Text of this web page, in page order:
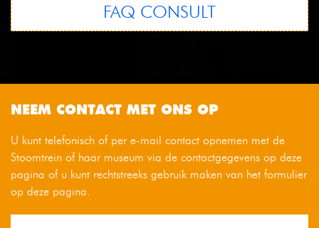
FAQ CONSULT
NEEM CONTACT MET ONS OP
U kunt telefonisch of per e-mail contact opnemen met de
Stoomtrein of haar museum via de contactgegevens op deze
pagina of u kunt rechtstreeks gebruik maken van het formulier
op deze pagina.